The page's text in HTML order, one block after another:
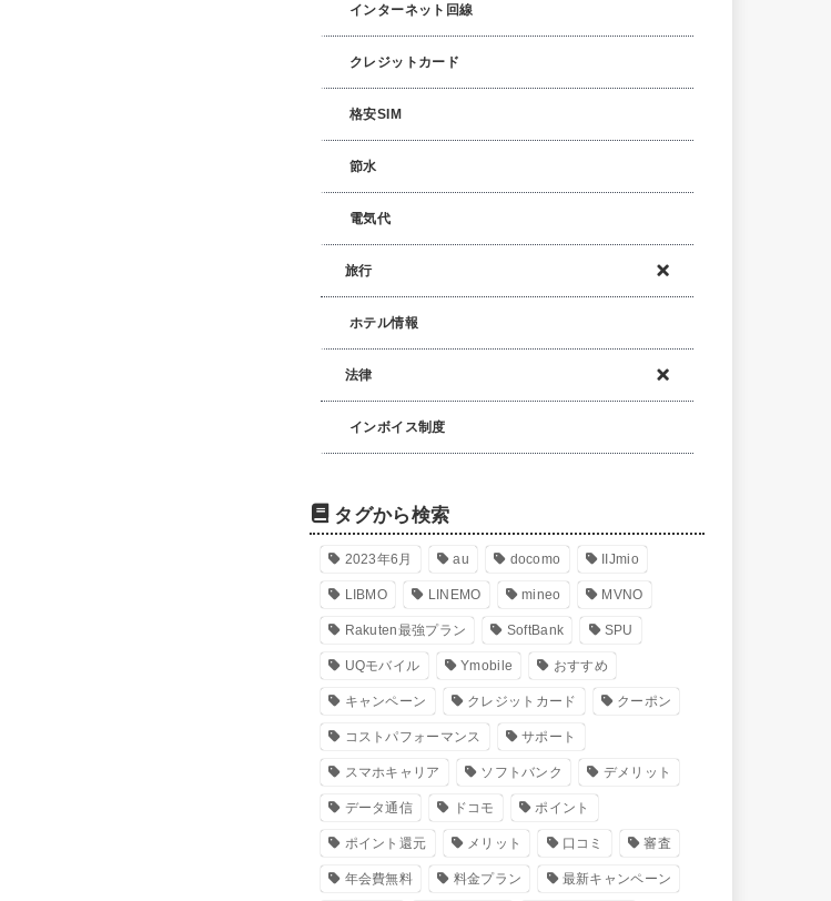
インターネット回線
クレジットカード
格安SIM
節水
電気代
旅行
ホテル情報
法律
インボイス制度
タグから検索
2023年6月 au docomo IIJmio
LIBMO LINEMO mineo MVNO
Rakuten最強プラン SoftBank SPU
UQモバイル Ymobile おすすめ
キャンペーン クレジットカード クーポン
コストパフォーマンス サポート
スマホキャリア ソフトバンク デメリット
データ通信 ドコモ ポイント
ポイント還元 メリット 口コミ 審査
年会費無料 料金プラン 最新キャンペーン